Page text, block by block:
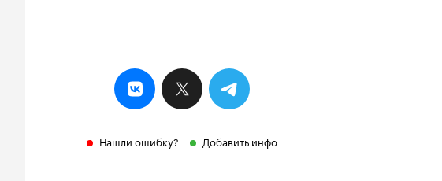
Нашли ошибку? Добавить инфо